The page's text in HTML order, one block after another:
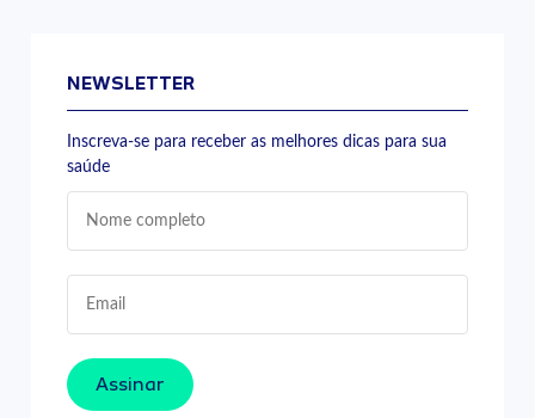
NEWSLETTER
Inscreva-se para receber as melhores dicas para sua
saúde
Assinar